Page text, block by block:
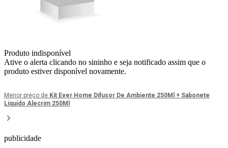
Produto indisponível
Ative o alerta clicando no sininho e seja notificado assim que o
produto estiver disponível novamente.
Menor preço de Kit Ever Home Difusor De Ambiente 250Ml + Sabonete
Líquido Alecrim 250Ml
publicidade